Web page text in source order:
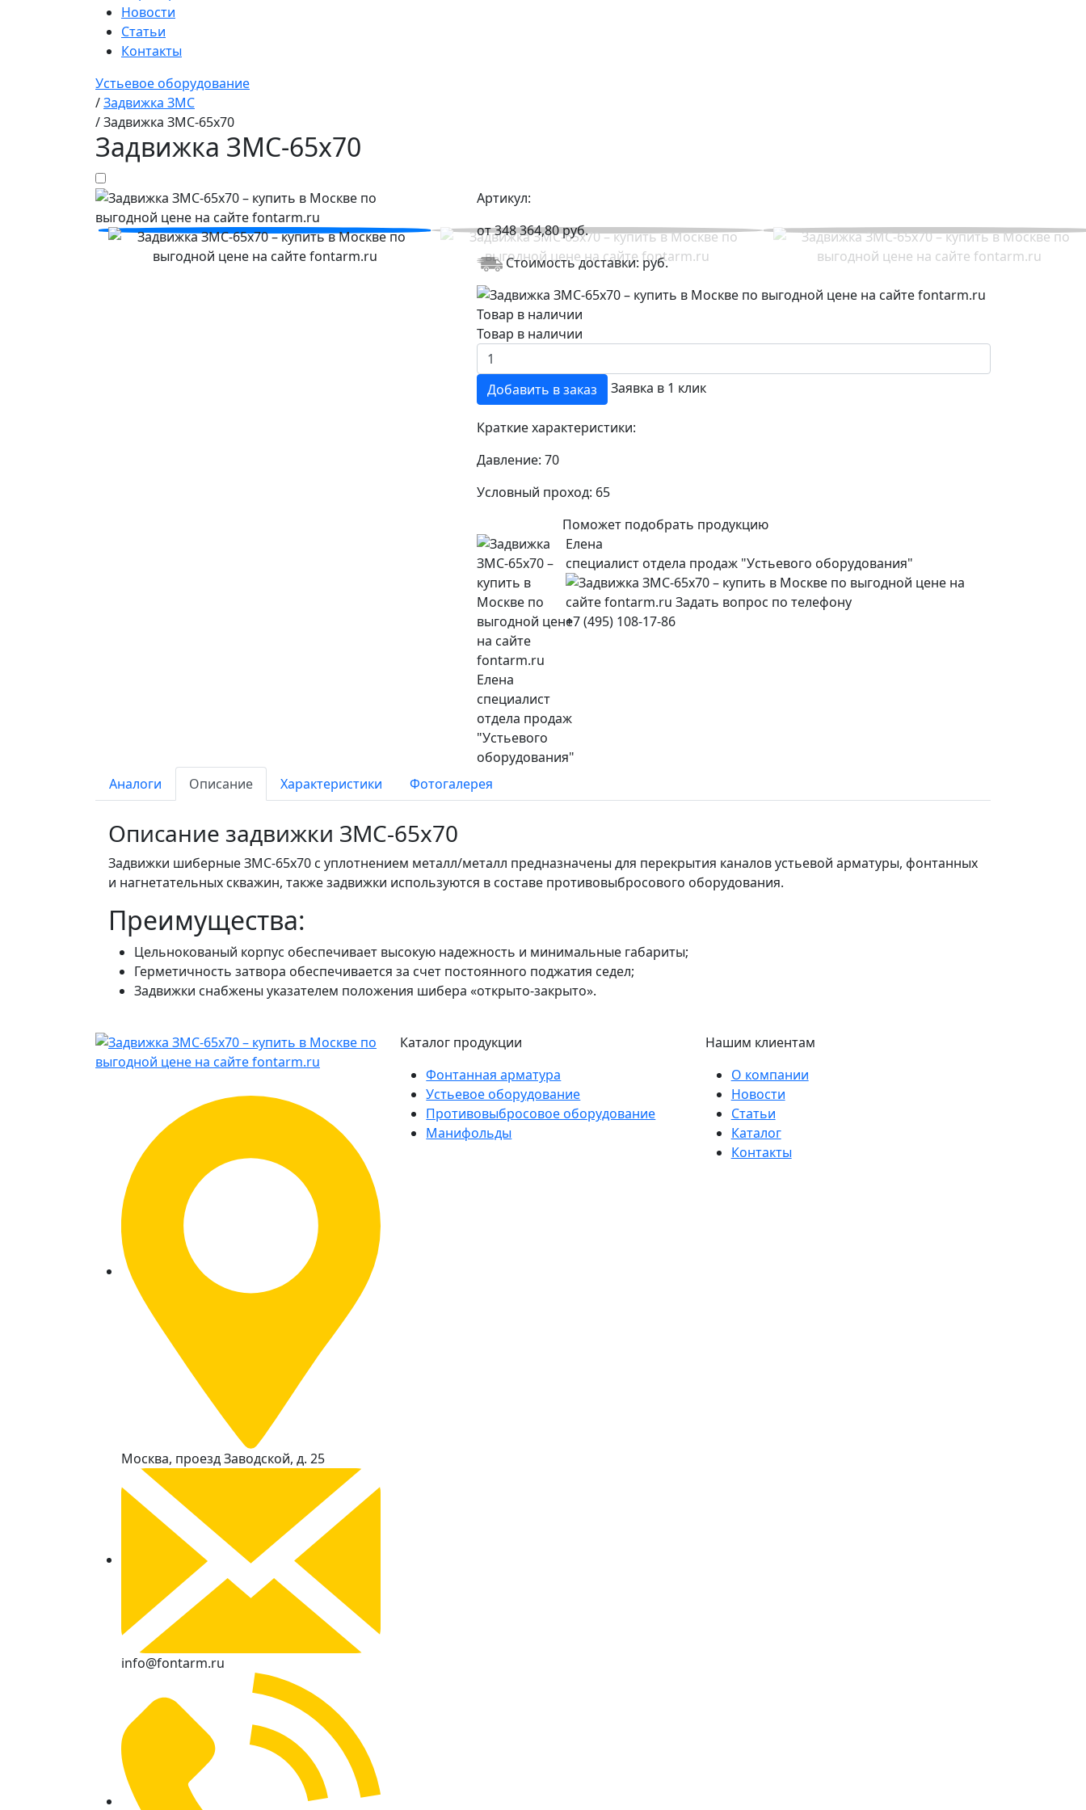
Новости
Статьи
Контакты
Устьевое оборудование
/Задвижка ЗМС
/Задвижка ЗМС-65х70
Задвижка ЗМС-65х70
Артикул:
от348 364,80руб.
Стоимость доставки: руб.
Товар в наличии
Добавить в заказ Заявка в 1 клик
Краткие характеристики:
Давление: 70
Условный проход: 65
Поможет подобрать продукцию
Елена
специалист отдела продаж "Устьевого оборудования"
+7 (495) 108-17-86
Аналоги Описание Характеристики Фотогалерея
Описание задвижки ЗМС-65х70
Задвижки шиберные ЗМС-65х70 с уплотнением металл/металл предназначены для перекрытия каналов устьевой арматуры, фонтанных
и нагнетательных скважин, также задвижки используются в составе противовыбросового оборудования.
Преимущества:
Цельнокованый корпус обеспечивает высокую надежность и минимальные габариты;
Герметичность затвора обеспечивается за счет постоянного поджатия седел;
Задвижки снабжены указателем положения шибера «открыто-закрыто».
Москва, проезд Заводской, д. 25
info@fontarm.ru
Каталог продукции
Фонтанная арматура
Устьевое оборудование
Противовыбросовое оборудование
Манифольды
Нашим клиентам
О компании
Новости
Статьи
Каталог
Контакты